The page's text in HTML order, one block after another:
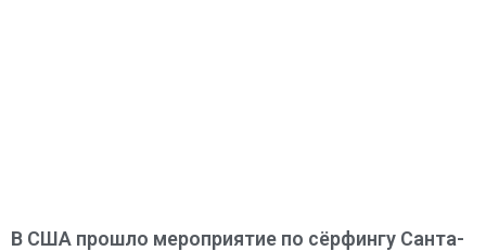
В США прошло мероприятие по сёрфингу Санта-